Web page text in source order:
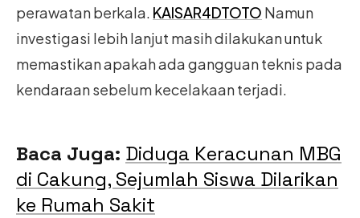
perawatan berkala. KAISAR4DTOTO Namun
investigasi lebih lanjut masih dilakukan untuk
memastikan apakah ada gangguan teknis pada
kendaraan sebelum kecelakaan terjadi.
Baca Juga: Diduga Keracunan MBG
di Cakung, Sejumlah Siswa Dilarikan
ke Rumah Sakit